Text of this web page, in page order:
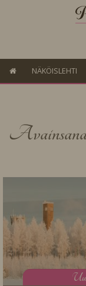
NÄKÖISLEHTI
U